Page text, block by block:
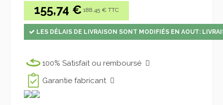
155,74 € 188.45 € TTC
LES DÉLAIS DE LIVRAISON SONT MODIFIÉS EN AOUT:
100% Satisfait ou remboursé
Garantie fabricant